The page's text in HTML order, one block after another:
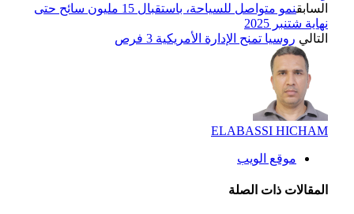
السابق
نمو متواصل للسياحة، باستقبال 15 مليون سائح حتى
نهاية شتنبر 2025
التالي روسيا تمنح الإدارة الأمريكية 3 فرص
ELABASSI HICHAM
موقع الويب
المقالاتذات الصلة